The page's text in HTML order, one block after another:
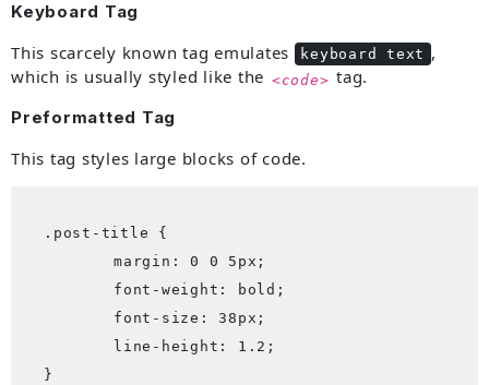
Keyboard Tag
This scarcely known tag emulates keyboard text ,
which is usually styled like the <code> tag.
Preformatted Tag
This tag styles large blocks of code.
.post-title {
}